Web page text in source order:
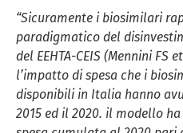
“Sicuramente i biosimilari
paradigmatico del
del EEHTA-CEIS (Mennini FS
l’impatto di spesa che i
disponibili in Italia hanno
2015 ed il 2020. il modello